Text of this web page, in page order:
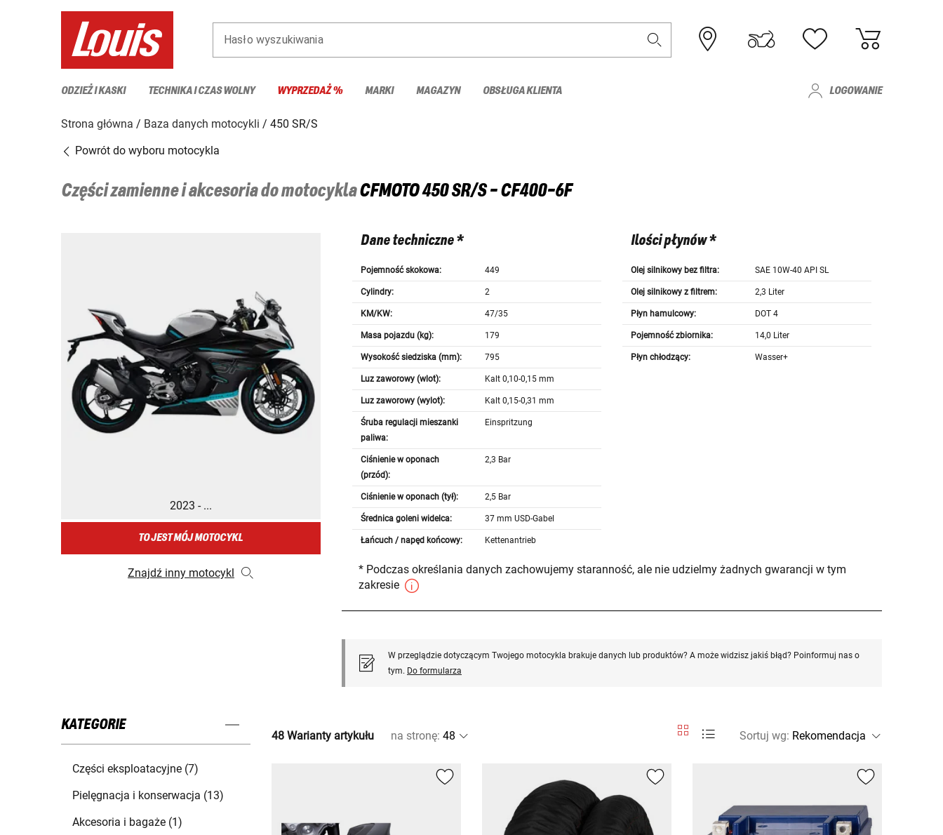
Hasło wyszukiwania
ODZIEŻ I KASKI TECHNIKA I CZAS WOLNY WYPRZEDAŻ % MARKI MAGAZYN OBSŁUGA KLIENTA LOGOWANIE
Strona główna Baza danych motocykli
450 SR/S
Powrót do wyboru motocykla
Części zamienne i akcesoria do motocyklaCFMOTO450 SR/S - CF400-6F
2023 - ...
TO JEST MÓJ MOTOCYKL
Znajdź inny motocykl
Dane techniczne *
Pojemność skokowa: 449
Cylindry: 2
KM/KW: 47/35
Masa pojazdu (kg): 179
Wysokość siedziska (mm): 795
Luz zaworowy (wlot): Kalt 0,10-0,15 mm
Luz zaworowy (wylot): Kalt 0,15-0,31 mm
Śruba regulacji mieszanki
paliwa:
Einspritzung
Ciśnienie w oponach
(przód):
2,3 Bar
Ciśnienie w oponach (tył): 2,5 Bar
Średnica goleni widelca: 37 mm USD-Gabel
Łańcuch / napęd końcowy: Kettenantrieb
Ilości płynów *
Olej silnikowy bez filtra: SAE 10W-40 API SL
Olej silnikowy z filtrem: 2,3 Liter
Płyn hamulcowy: DOT 4
Pojemność zbiornika: 14,0 Liter
Płyn chłodzący: Wasser+
* Podczas określania danych zachowujemy staranność, ale nie udzielmy żadnych gwarancji w tym
zakresie
W przeglądzie dotyczącym Twojego motocykla brakuje danych lub produktów? A może widzisz jakiś błąd? Poinformuj nas o
tym. Do formularza
KATEGORIE
Części eksploatacyjne (7)
Pielęgnacja i konserwacja (13)
Akcesoria i bagaże (1)
48 Warianty artykułu na stronę: Sortuj wg: